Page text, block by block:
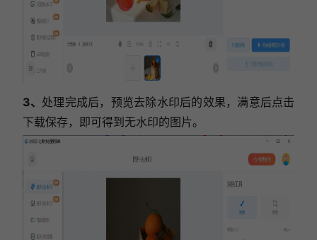
3、 处理完成后，预览去除水印后的效果，满意后点击
下载保存，即可得到无水印的图片。